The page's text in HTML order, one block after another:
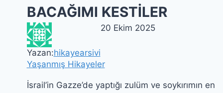
BACAĞIMI KESTİLER
Yazan:hikayearsivi
20 Ekim 2025
Yaşanmış Hikayeler
İsrail’in Gazze’de yaptığı zulüm ve soykırımın en